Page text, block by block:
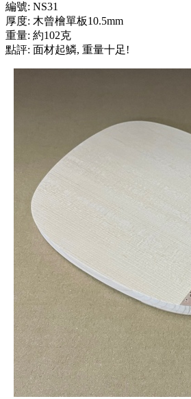
編號: NS31
厚度: 木曾檜單板10.5mm
重量: 約102克
點評: 面材起鱗, 重量十足!